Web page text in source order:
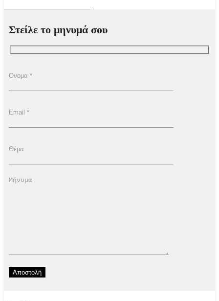
Στείλε το μηνυμά σου